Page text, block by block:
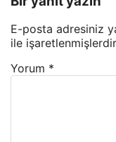
E-posta adresiniz
ile işaretlenmişlerdir
Yorum *